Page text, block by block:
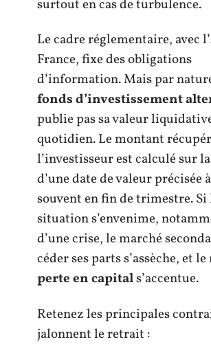
surtout en cas de turbulence.
Le cadre réglementaire, avec l’
France, fixe des obligations
d’information. Mais par
fonds d’investissement
publie pas sa valeur
quotidien. Le montant
l’investisseur est calculé sur
d’une date de valeur précisée
souvent en fin de trimestre. Si
situation s’envenime,
d’une crise, le marché
céder ses parts s’assèche, et
perte en capitals’accentue.
Retenez les principales
jalonnent le retrait :